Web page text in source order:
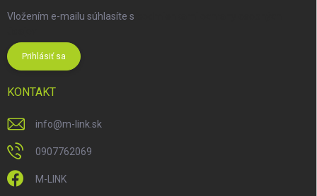
Vložením e-mailu súhlasíte s
Prihlásiť sa
KONTAKT
info@m-link.sk
0907762069
M-LINK